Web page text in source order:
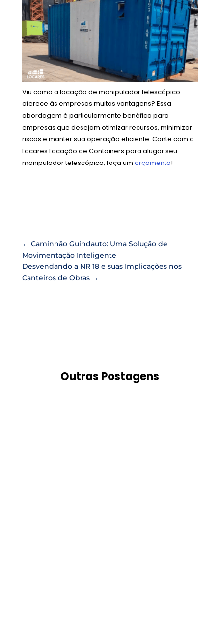
Viu como a locação de manipulador telescópico
oferece às empresas muitas vantagens? Essa
abordagem é particularmente benéfica para
empresas que desejam otimizar recursos, minimizar
riscos e manter sua operação eficiente. Conte com a
Locares Locação de Containers para alugar seu
manipulador telescópico, faça um orçamento!
← Caminhão Guindauto: Uma Solução de
Movimentação Inteligente
Desvendando a NR 18 e suas Implicações nos
Canteiros de Obras→
Outras Postagens